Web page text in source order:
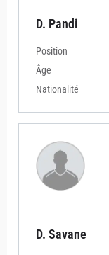
D. Pandi
Position
Âge
Nationalité
D. Savane